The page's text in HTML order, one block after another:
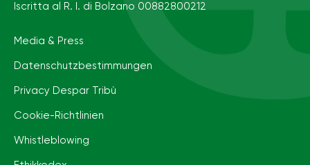
Iscritta al R. I. di Bolzano 00882800212
Media & Press
Datenschutzbestimmungen
Privacy Despar Tribù
Cookie-Richtlinien
Whistleblowing